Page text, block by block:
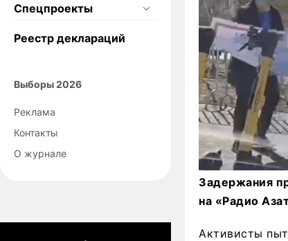
Спецпроекты
Реестр деклараций
Выборы 2026
Реклама
Контакты
О журнале
Задержания
на «Радио
Активисты